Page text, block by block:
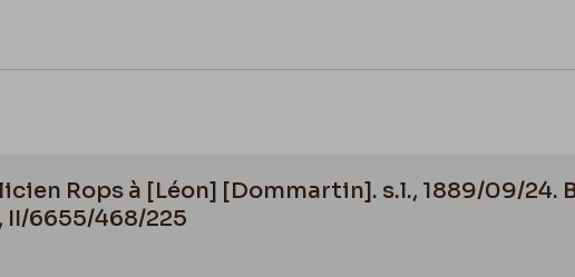
Rops à [Léon] [Dommartin]. s.l., 1889/09/24.
II/6655/468/225